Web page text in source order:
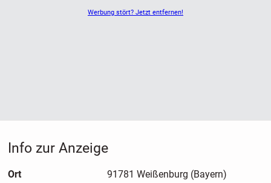
Werbung stört? Jetzt entfernen!
Info zur Anzeige
Ort
91781 Weißenburg (Bayern)